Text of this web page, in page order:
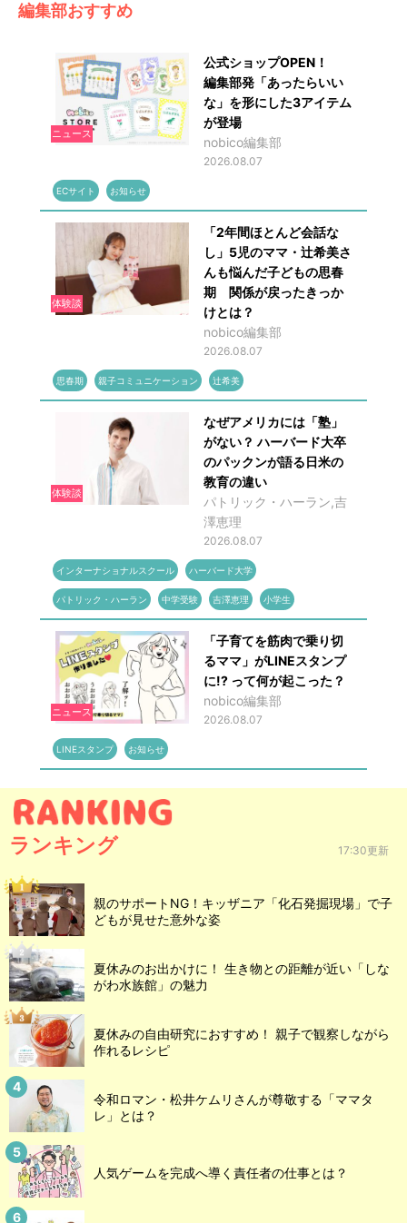
編集部おすすめ
ニュース
公式ショップOPEN！
編集部発「あったらいい
な」を形にした3アイテム
が登場
nobico編集部
2026.08.07
ECサイト お知らせ
体験談
「2年間ほとんど会話な
し」5児のママ・辻希美さ
んも悩んだ子どもの思春
期 関係が戻ったきっか
けとは？
nobico編集部
2026.08.07
思春期 親子コミュニケーション 辻希美
体験談
なぜアメリカには「塾」
がない？ ハーバード大卒
のパックンが語る日米の
教育の違い
パトリック・ハーラン,吉
澤恵理
2026.08.07
インターナショナルスクール ハーバード大学
パトリック・ハーラン 中学受験 吉澤恵理 小学生
ニュース
「子育てを筋肉で乗り切
るママ」がLINEスタンプ
に!? って何が起こった？
nobico編集部
2026.08.07
LINEスタンプ お知らせ
ランキング 17:30更新
親のサポートNG！キッザニア「化石発掘現場」で子
どもが見せた意外な姿
夏休みのお出かけに！ 生き物との距離が近い「しな
がわ水族館」の魅力
夏休みの自由研究におすすめ！ 親子で観察しながら
作れるレシピ
令和ロマン・松井ケムリさんが尊敬する「ママタ
レ」とは？
人気ゲームを完成へ導く責任者の仕事とは？